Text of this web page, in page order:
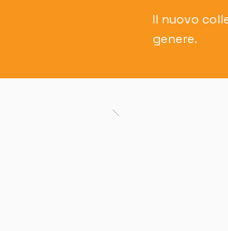
Il nuovo
genere.